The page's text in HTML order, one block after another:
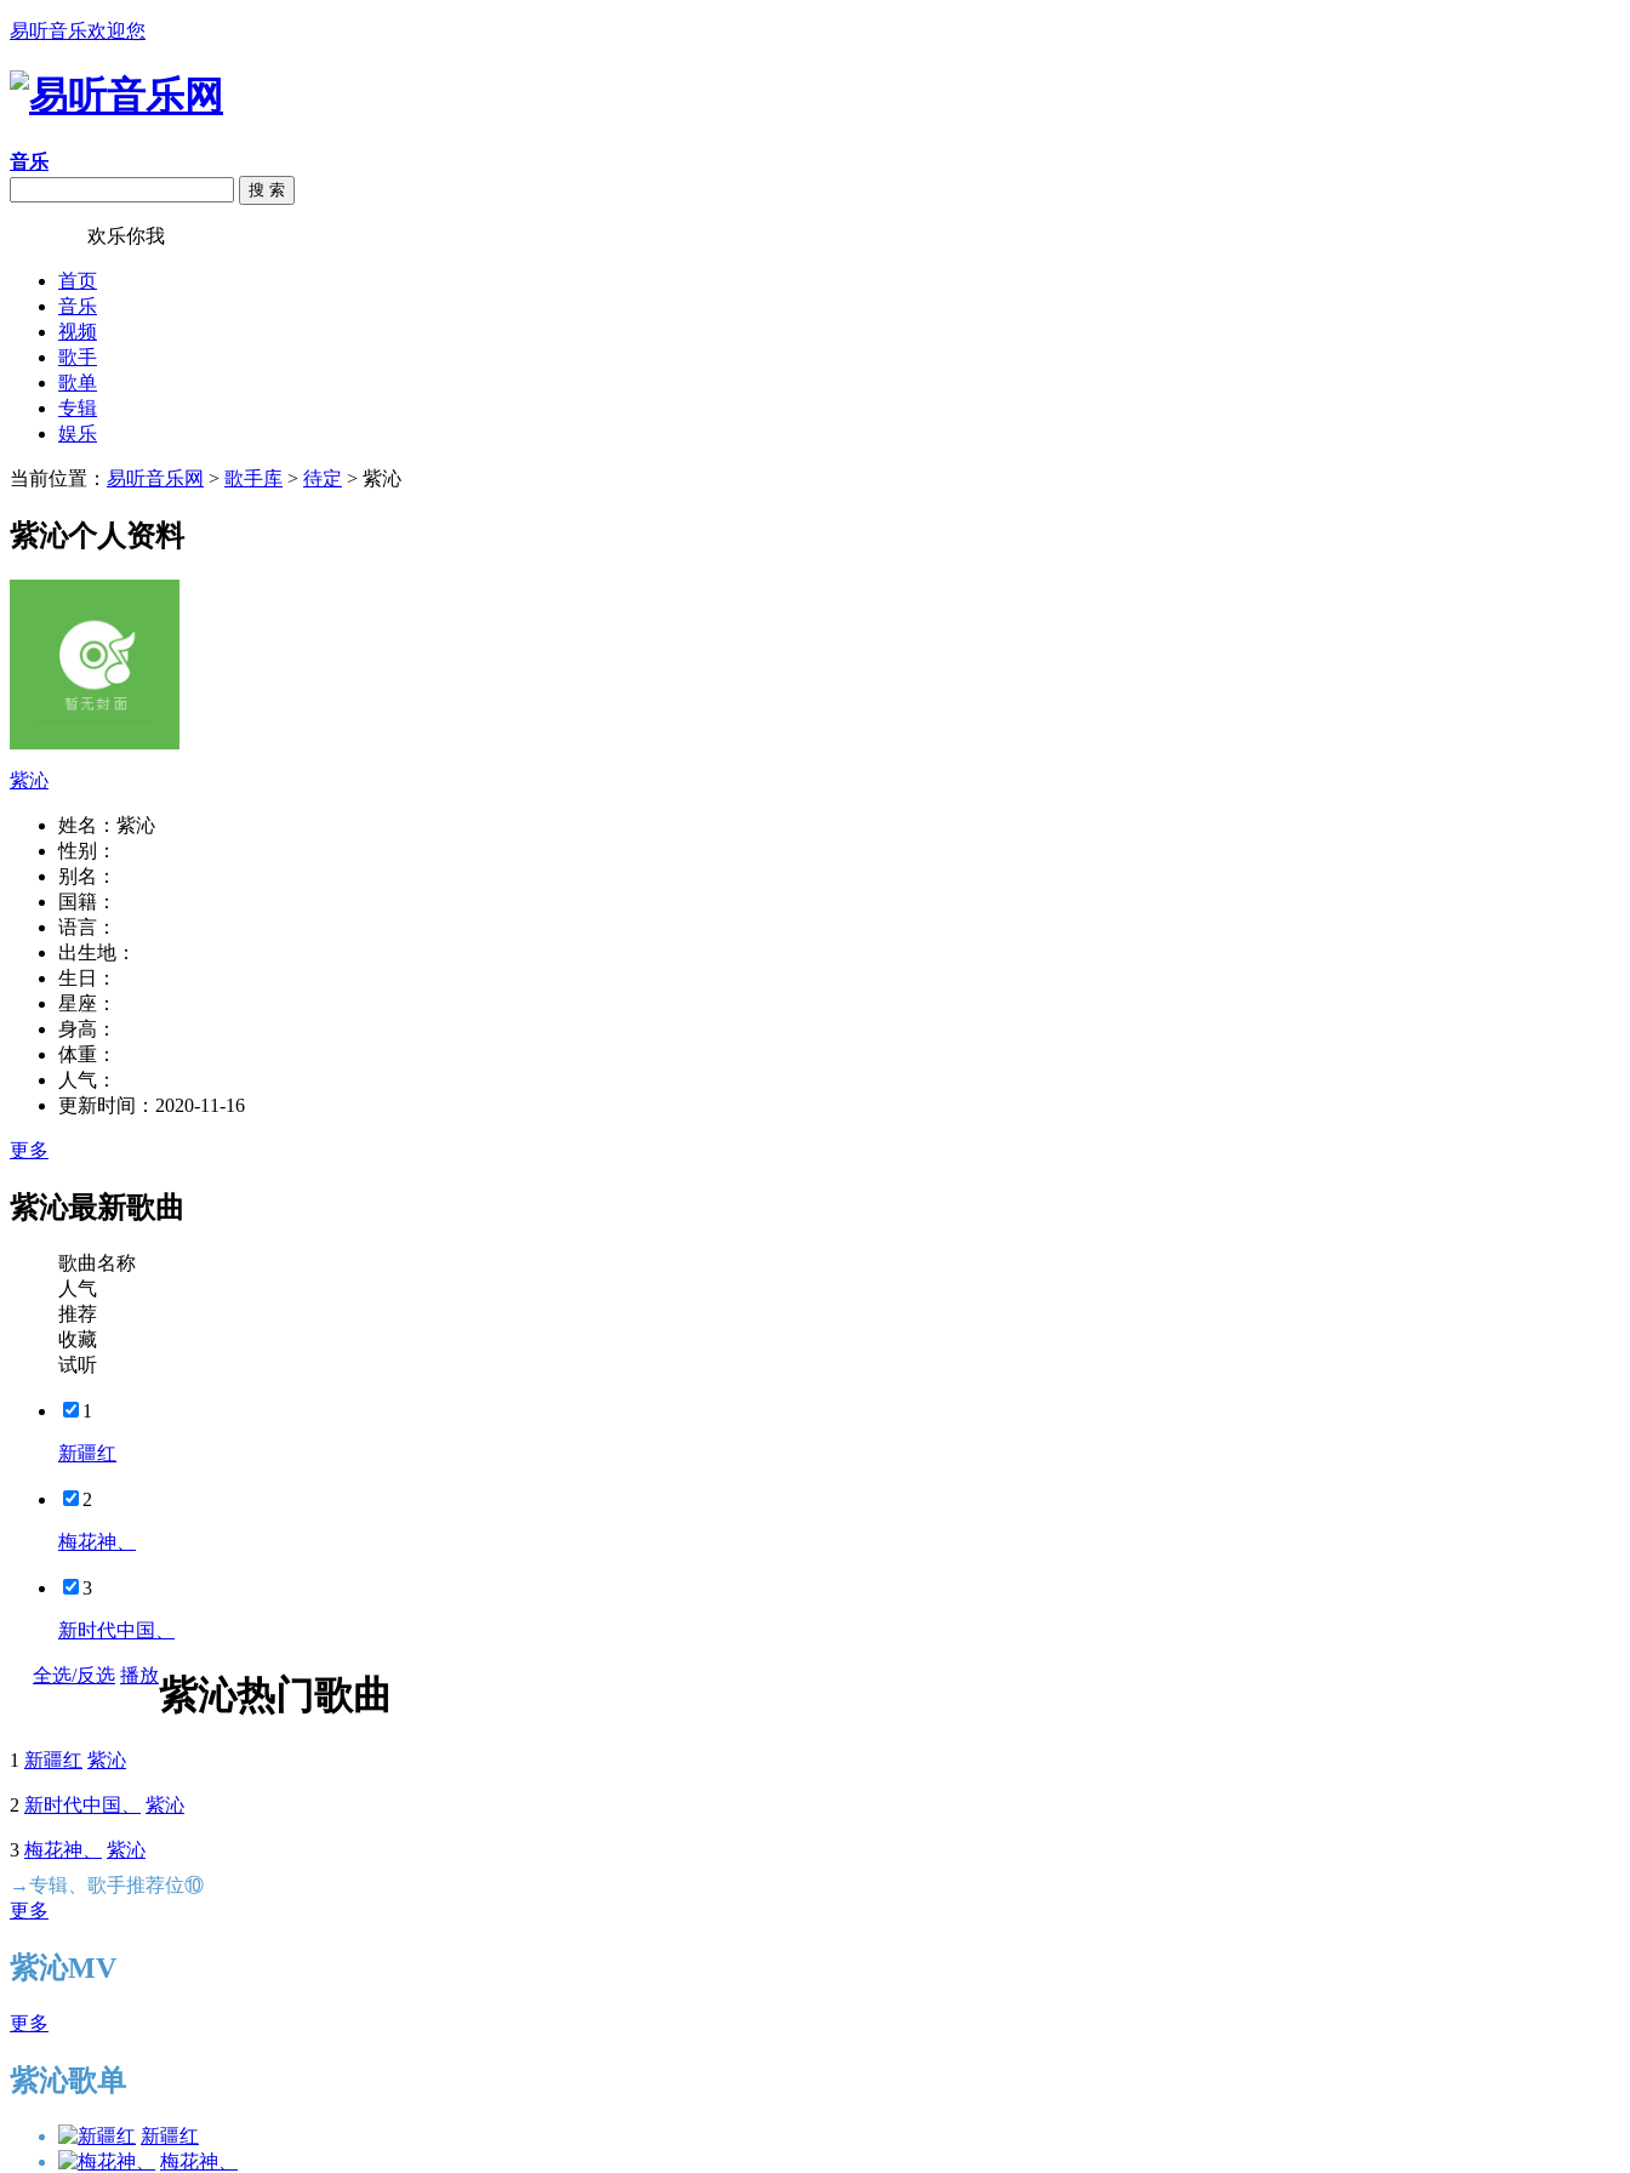
易听音乐欢迎您
音乐
搜 索
欢乐你我
首页
音乐
视频
歌手
歌单
专辑
娱乐
当前位置： 易听音乐网 > 歌手库 > 待定 > 紫沁
紫沁个人资料
紫沁
姓名： 紫沁
性别：
别名：
国籍：
语言：
出生地：
生日：
星座：
身高：
体重：
人气：
更新时间： 2020-11-16
更多
紫沁最新歌曲
歌曲名称
人气
推荐
收藏
试听
1
新疆红
2
梅花神、
3
新时代中国、
全选/反选 播放紫沁热门歌曲
1 新疆红 紫沁
2 新时代中国、 紫沁
3 梅花神、
紫沁
→专辑、歌手推荐位⑩
更多
紫沁MV
更多
紫沁歌单
新疆红
梅花神、